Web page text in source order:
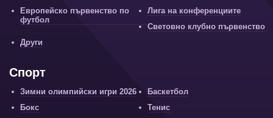
Европейско първенство по
футбол
Лига на конференциите
Световно клубно първенство
Други
Спорт
Зимни олимпийски игри 2026
Баскетбол
Бокс
Тенис